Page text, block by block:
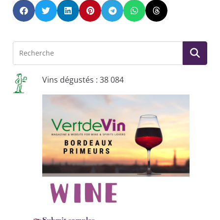
Vins dégustés : 38 084